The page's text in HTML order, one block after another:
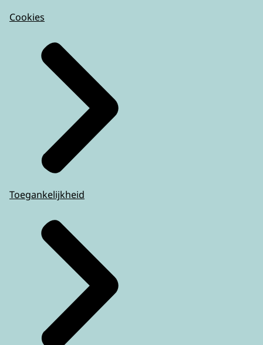
Cookies
Toegankelijkheid